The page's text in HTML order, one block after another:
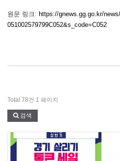
원문 링크: https://gnews.gg.go.kr/
051002579799C052&s_code=C052
Total 78건 1 페이지
검색